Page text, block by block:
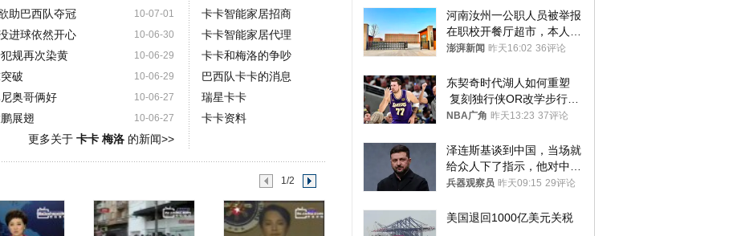
10-07-01
助巴西队夺冠
10-06-30
进球依然开心
10-06-29
规再次染黄
10-06-29
破
10-06-27
奥哥俩好
10-06-27
展翅
更多关于 卡卡 梅洛的新闻>>
卡卡智能家居招商
卡卡智能家居代理
卡卡和梅洛的争吵
巴西队卡卡的消息
瑞星卡卡
卡卡资料
1/2
河南汝州一公职人员被举报
在职校开餐厅超市，本人回
应称“是给别人帮忙”
澎湃新闻 昨天16:02 36评论
东契奇时代湖人如何重塑
复刻独行侠OR改学步行
者？
NBA广角 昨天13:23 37评论
泽连斯基谈到中国，当场就
给众人下了指示，他对中国
和中乌关系，显然又有了新
兵器观察员 昨天09:15 29评论
美国退回1000亿美元关税